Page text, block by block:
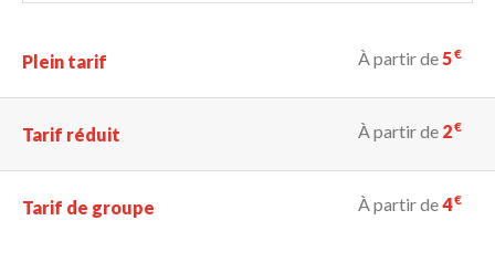
Plein tarif À partir de5€
Tarif réduit À partir de 2€
Tarif de groupe À partir de4€